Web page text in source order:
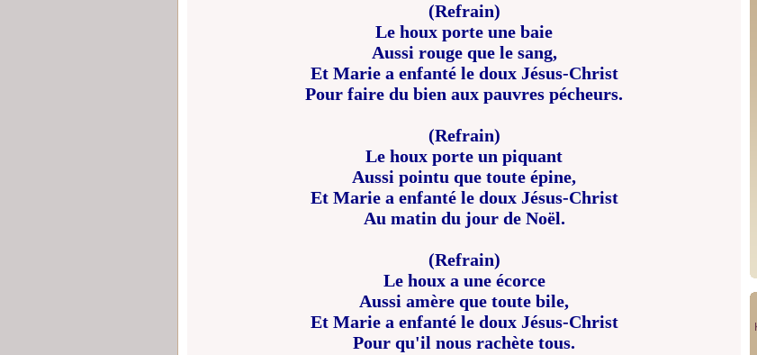
(Refrain)
Le houx porte une baie
Aussi rouge que le sang,
Et Marie a enfanté le doux Jésus-Christ
Pour faire du bien aux pauvres pécheurs.
(Refrain)
Le houx porte un piquant
Aussi pointu que toute épine,
Et Marie a enfanté le doux Jésus-Christ
Au matin du jour de Noël.
(Refrain)
Le houx a une écorce
Aussi amère que toute bile,
Et Marie a enfanté le doux Jésus-Christ
Pour qu'il nous rachète tous.